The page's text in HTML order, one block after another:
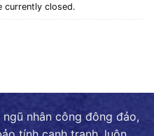
currently closed.
nhân công đông đảo,